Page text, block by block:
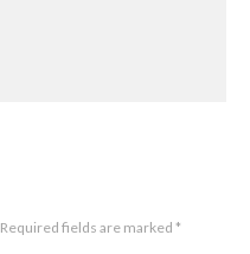
Required fields are marked *